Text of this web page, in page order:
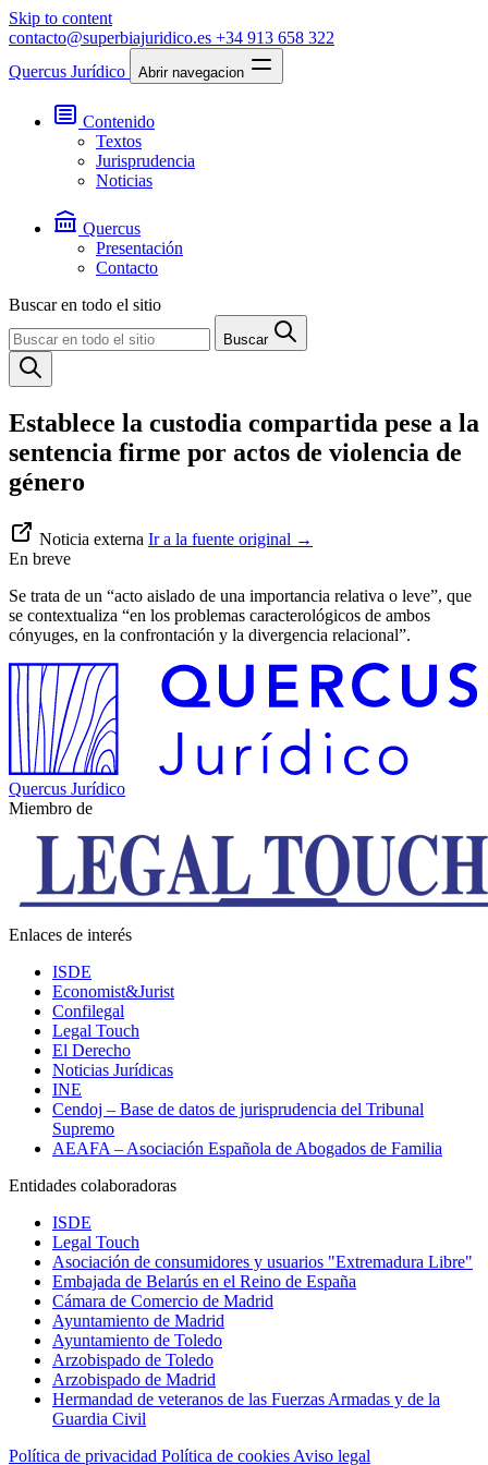
Skip to content
contacto@superbiajuridico.es +34 913 658 322
Quercus Jurídico
Abrir navegacion
Contenido
Textos
Jurisprudencia
Noticias
Quercus
Presentación
Contacto
Buscar en todo el sitio
Buscar
Establece la custodia compartida pese a la
sentencia firme por actos de violencia de
género
Noticia externa Ir a la fuente original →
En breve
Se trata de un “acto aislado de una importancia relativa o leve”, que
se contextualiza “en los problemas caracterológicos de ambos
cónyuges, en la confrontación y la divergencia relacional”.
Quercus Jurídico
Miembro de
Enlaces de interés
ISDE
Economist&Jurist
Confilegal
Legal Touch
El Derecho
Noticias Jurídicas
INE
Cendoj – Base de datos de jurisprudencia del Tribunal
Supremo
AEAFA – Asociación Española de Abogados de Familia
Entidades colaboradoras
ISDE
Legal Touch
Asociación de consumidores y usuarios "Extremadura Libre"
Embajada de Belarús en el Reino de España
Cámara de Comercio de Madrid
Ayuntamiento de Madrid
Ayuntamiento de Toledo
Arzobispado de Toledo
Arzobispado de Madrid
Hermandad de veteranos de las Fuerzas Armadas y de la
Guardia Civil
Política de privacidad Política de cookies Aviso legal